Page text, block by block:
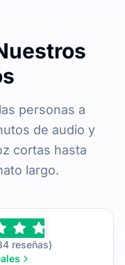
personas a
de audio y
cortas hasta
largo.
reseñas)